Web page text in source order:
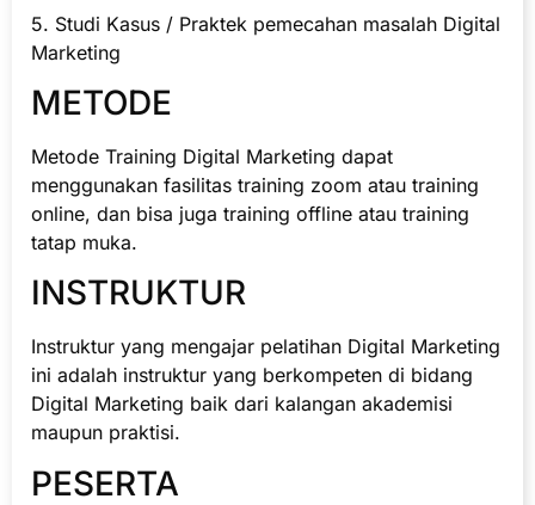
5. Studi Kasus / Praktek pemecahan masalah Digital
Marketing
METODE
Metode Training Digital Marketing dapat
menggunakan fasilitas training zoom atau training
online, dan bisa juga training offline atau training
tatap muka.
INSTRUKTUR
Instruktur yang mengajar pelatihan Digital Marketing
ini adalah instruktur yang berkompeten di bidang
Digital Marketing baik dari kalangan akademisi
maupun praktisi.
PESERTA